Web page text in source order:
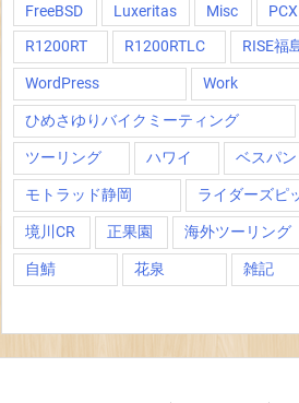
FreeBSD
Luxeritas Misc PCX
R1200RT
R1200RTLC RISE福
WordPress Work
ひめさゆりバイクミーティング
ツーリング ハワイ ベスパン
モトラッド静岡 ライダーズピ
境川CR 正果園 海外ツーリング
自鯖 花泉 雑記